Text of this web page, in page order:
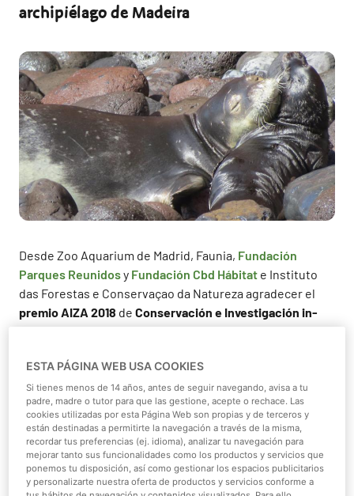
archipiélago de Madeira
Desde Zoo Aquarium de Madrid, Faunia, Fundación
Parques Reunidosy Fundación Cbd Hábitat e Instituto
das Forestas e Conservaçao da Natureza agradecer el
premio AIZA 2018 de Conservación e Investigación in-
situ “Conservación de la foca monje del Mediterráneoen
nuestros compañeros por su aportación al mundo de la
conservación.
El premioAIZAaProyectos de Conservación e
Investigación in situ 2018, se destinará a la conservación
una de las especies de mamíferos marinos más
amenazadas del mundo, la foca Monje del Mediterráneo, y
ESTA PÁGINA WEB USA COOKIES
Si tienes menos de 14 años, antes de seguir navegando, avisa a tu
padre, madre o tutor para que las gestione, acepte o rechace. Las
cookies utilizadas por esta Página Web son propias y de terceros y
están destinadas a permitirte la navegación a través de la misma,
recordar tus preferencias (ej. idioma), analizar tu navegación para
mejorar tanto sus funcionalidades como los productos y servicios que
ponemos tu disposición, así como gestionar los espacios publicitarios
y personalizarte nuestra oferta de productos y servicios conforme a